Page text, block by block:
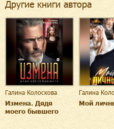
Другие книги автора
Галина Колоскова
Измена. Дядя
моего бывшего
Галина
Мой